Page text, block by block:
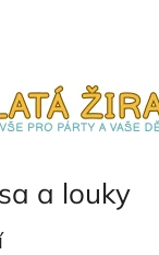
a louky